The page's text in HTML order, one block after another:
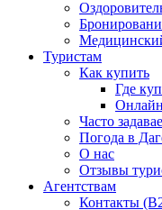
Туристам
Как купить
Где
Часто
Погода в
О нас
Отзывы
Агентствам
Контакты